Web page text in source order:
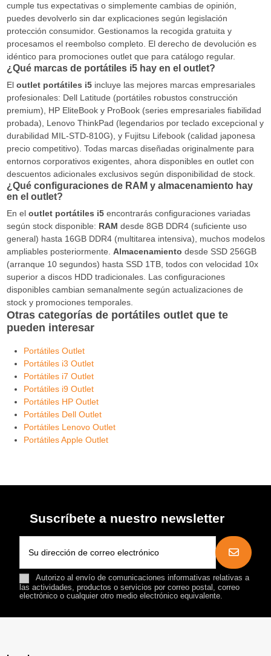
cumple tus expectativas o simplemente cambias de opinión,
puedes devolverlo sin dar explicaciones según legislación
protección consumidor. Gestionamos la recogida gratuita y
procesamos el reembolso completo. El derecho de devolución es
idéntico para promociones outlet que para catálogo regular.
¿Qué marcas de portátiles i5 hay en el outlet?
El outlet portátiles i5incluye las mejores marcas empresariales
profesionales: Dell Latitude (portátiles robustos construcción
premium), HP EliteBook y ProBook (series empresariales fiabilidad
probada), Lenovo ThinkPad (legendarios por teclado excepcional y
durabilidad MIL-STD-810G), y Fujitsu Lifebook (calidad japonesa
precio competitivo). Todas marcas diseñadas originalmente para
entornos corporativos exigentes, ahora disponibles en outlet con
descuentos adicionales exclusivos según disponibilidad de stock.
¿Qué configuraciones de RAM y almacenamiento hay
en el outlet?
En el outlet portátiles i5encontrarás configuraciones variadas
según stock disponible: RAM desde 8GB DDR4 (suficiente uso
general) hasta 16GB DDR4 (multitarea intensiva), muchos modelos
ampliables posteriormente. Almacenamiento desde SSD 256GB
(arranque 10 segundos) hasta SSD 1TB, todos con velocidad 10x
superior a discos HDD tradicionales. Las configuraciones
disponibles cambian semanalmente según actualizaciones de
stock y promociones temporales.
Otras categorías de portátiles outlet que te
pueden interesar
Portátiles Outlet
Portátiles i3 Outlet
Portátiles i7 Outlet
Portátiles i9 Outlet
Portátiles HP Outlet
Portátiles Dell Outlet
Portátiles Lenovo Outlet
Portátiles Apple Outlet
Suscríbete a nuestro newsletter
Autorizo al envío de comunicaciones informativas relativas a
las actividades, productos o servicios por correo postal, correo
electrónico o cualquier otro medio electrónico equivalente.